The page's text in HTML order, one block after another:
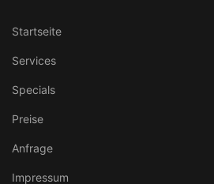
Startseite
Services
Specials
Preise
Anfrage
Impressum